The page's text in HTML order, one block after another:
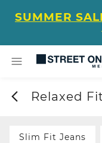
SUMMER
Relaxed
Slim Fit Jeans